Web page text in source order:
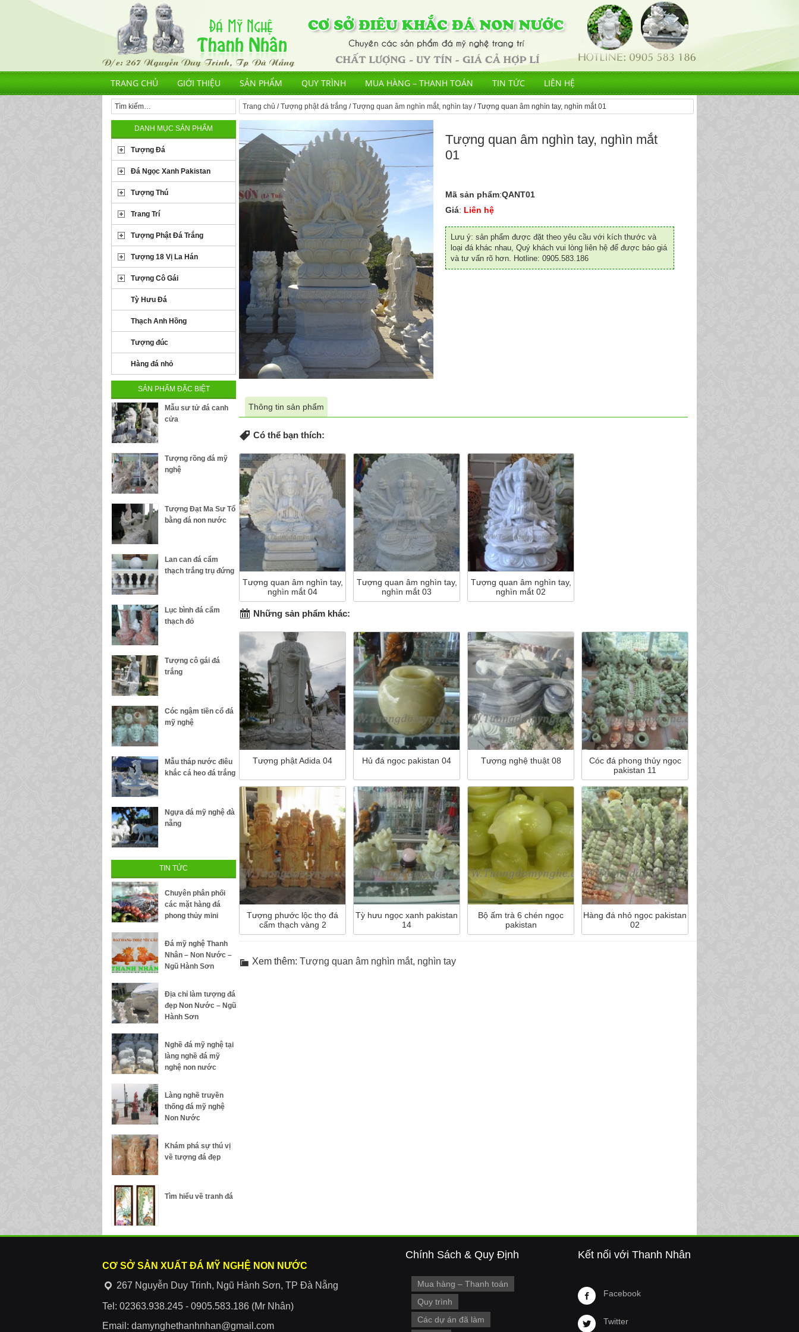
TRANG CHỦ GIỚI THIỆU SẢN PHẨM QUY TRÌNH MUA HÀNG – THANH TOÁN TIN TỨC LIÊN HỆ
Trang chủ /Tượng phật đá trắng /Tượng quan âm nghìn mắt, nghìn tay / Tượng quan âm nghìn tay, nghìn mắt 01
Tượng quan âm nghìn tay, nghìn mắt
01
Mã sản phẩm:QANT01
Giá: Liên hệ
Lưu ý: sản phẩm được đặt theo yêu cầu với kích thước và
loại đá khác nhau, Quý khách vui lòng liên hệ để được báo giá
và tư vấn rõ hơn. Hotline: 0905.583.186
Thông tin sản phẩm
Có thể bạn thích:
Tượng quan âm nghìn tay,
nghìn mắt 04
Tượng quan âm nghìn tay,
nghìn mắt 03
Tượng quan âm nghìn tay,
nghìn mắt 02
Những sản phẩm khác:
Tượng phật Adida 04 Hủ đá ngọc pakistan 04 Tượng nghệ thuật 08
Cóc đá phong thủy ngọc
pakistan 11
Tượng phước lộc thọ đá
cẩm thạch vàng 2
Tỳ hưu ngọc xanh pakistan
14
Bộ ấm trà 6 chén ngọc
pakistan
Hàng đá nhỏ ngọc pakistan
02
Xem thêm: Tượng quan âm nghìn mắt, nghìn tay
DANH MỤC SẢN PHẨM
Tượng Đá
Đá Ngọc Xanh Pakistan
Tượng Thú
Trang Trí
Tượng Phật Đá Trắng
Tượng 18 Vị La Hán
Tượng Cô Gái
Tỳ Hưu Đá
Thạch Anh Hồng
Tượng đúc
Hàng đá nhỏ
SẢN PHẨM ĐẶC BIỆT
Mẫu sư tử đá canh
cửa
Tượng rồng đá mỹ
nghệ
Tượng Đạt Ma Sư Tổ
bằng đá non nước
Lan can đá cẩm
thạch trắng trụ đứng
Lục bình đá cẩm
thạch đỏ
Tượng cô gái đá
trắng
Cóc ngậm tiền cổ đá
mỹ nghệ
Mẫu tháp nước điêu
khắc cá heo đá trắng
Ngựa đá mỹ nghệ đà
nẵng
TIN TỨC
Chuyên phân phối
các mặt hàng đá
phong thủy mini
Đá mỹ nghệ Thanh
Nhân – Non Nước –
Ngũ Hành Sơn
Địa chỉ làm tượng đá
đẹp Non Nước – Ngũ
Hành Sơn
Nghề đá mỹ nghệ tại
làng nghề đá mỹ
nghệ non nước
Làng nghề truyền
thống đá mỹ nghệ
Non Nước
Khám phá sự thú vị
về tượng đá đẹp
Tìm hiểu về tranh đá
CƠ SỞ SẢN XUẤT ĐÁ MỸ NGHỆ NON NƯỚC
267 Nguyễn Duy Trinh, Ngũ Hành Sơn, TP Đà Nẵng
Tel: 02363.938.245 - 0905.583.186 (Mr Nhân)
Email: damynghethanhnhan@gmail.com
Chính Sách & Quy Định
Mua hàng – Thanh toán
Quy trình
Các dự án đã làm
Kết nối với Thanh Nhân
Facebook
Twitter